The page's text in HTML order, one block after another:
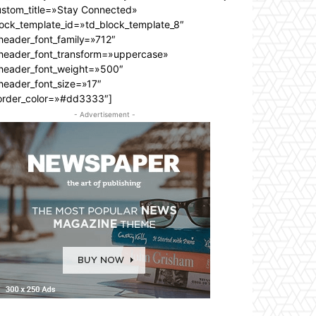
Connected»
- Advertisement -